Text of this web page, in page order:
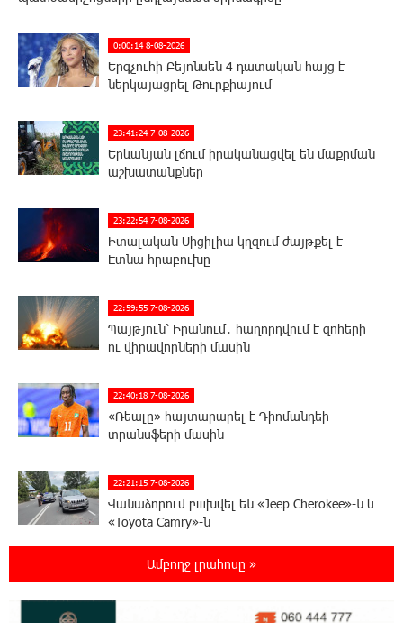
0:00:14 8-08-2026
Երգչուհի Բեյոնսեն ​​4 դատական հայց է
ներկայացրել Թուրքիայում
23:41:24 7-08-2026
Երևանյան լճում իրականացվել են մաքրման
աշխատանքներ
23:22:54 7-08-2026
Իտալական Սիցիլիա կղզում ժայթքել է
Էտնա հրաբուխը
22:59:55 7-08-2026
Պայթյուն՝ Իրանում․ հաղորդվում է զոհերի
ու վիրավորների մասին
22:40:18 7-08-2026
«Ռեալը» հայտարարել է Դիոմանդեի
տրանսֆերի մասին
22:21:15 7-08-2026
Վանաձորում բшխվել են «Jeep Cherokee»-ն և
«Toyota Camry»-ն
22:03:58 7-08-2026
օգտագործել Starlink-ը Ռուսաստանի դեմ
Ամբողջ լրահոսը »